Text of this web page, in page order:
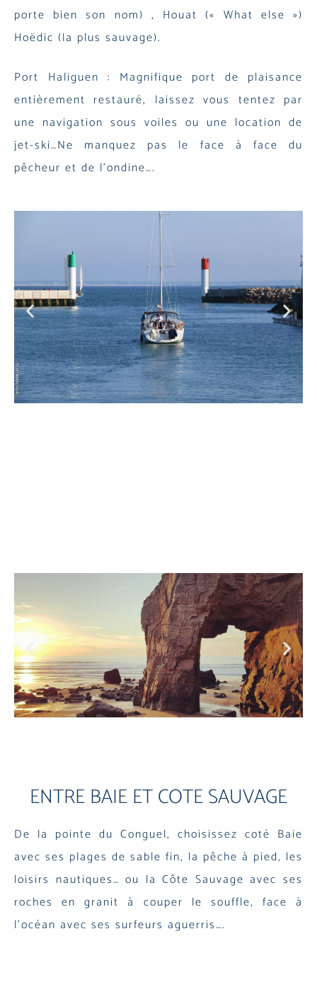
porte bien son nom) , Houat (« What else »)
Hoëdic (la plus sauvage).
Port Haliguen : Magnifique port de plaisance
entièrement restauré, laissez vous tentez par
une navigation sous voiles ou une location de
jet-ski…Ne manquez pas le face à face du
pêcheur et de l’ondine….
ENTRE BAIE ET COTE SAUVAGE
De la pointe du Conguel, choisissez coté Baie
avec ses plages de sable fin, la pêche à pied, les
loisirs nautiques… ou la Côte Sauvage avec ses
roches en granit à couper le souffle, face à
l’océan avec ses surfeurs aguerris….